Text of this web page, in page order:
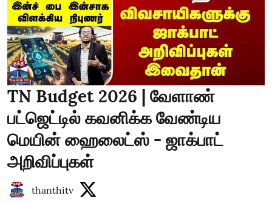
TN Budget 2026 | வேளாண்
பட்ஜெட்டில் கவனிக்க வேண்டிய
மெயின் ஹைலைட்ஸ் - ஜாக்பாட்
அறிவிப்புகள்
thanthitv